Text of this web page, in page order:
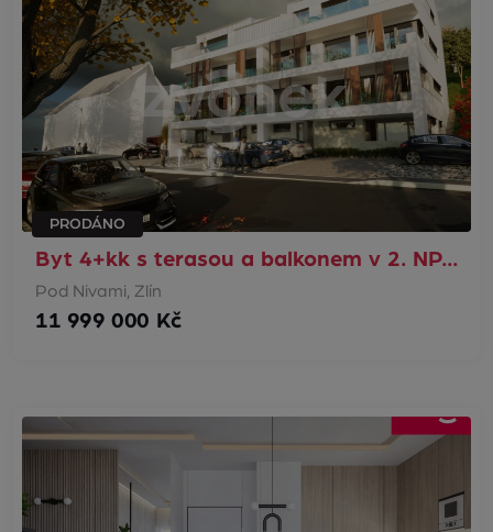
PRODÁNO
Byt 4+kk s terasou a balkonem v 2. NP…
Pod Nivami, Zlín
11 999 000 Kč